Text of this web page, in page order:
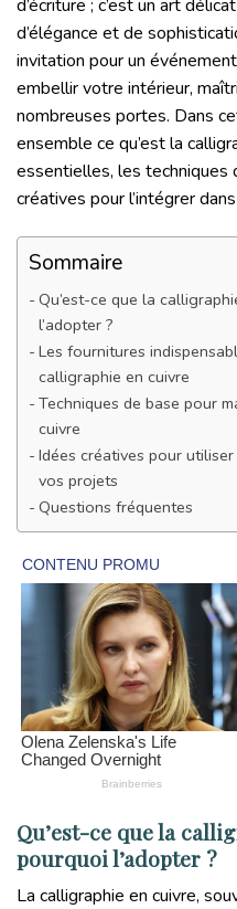
d’écriture ; c’est un art
d’élégance et de
invitation pour un
embellir votre intérieur,
nombreuses portes. Dans
ensemble ce qu’est la
essentielles, les techniques
créatives pour l’intégrer
Sommaire
Qu’est-ce que la
l’adopter ?
Les fournitures
calligraphie en cuivre
Techniques de base pour
cuivre
Idées créatives pour
vos projets
Questions fréquentes
Qu’est-ce que la
pourquoi l’adopter ?
La calligraphie en cuivre,